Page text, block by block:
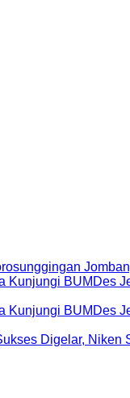
Kunjungi BUMDes
Kunjungi BUMDes
Digelar, Niken